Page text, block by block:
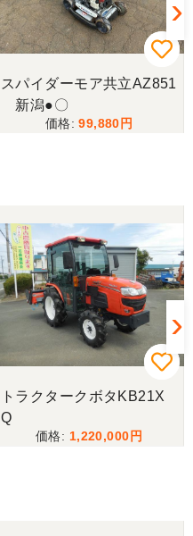
スパイダーモア共立AZ851
新潟●〇
99,880
トラクタークボタKB21X
Q
1,220,000